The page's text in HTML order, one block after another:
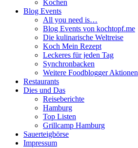
Kochen
Blog Events
All you need is…
Blog Events von kochtopf.me
Die kulinarische Weltreise
Koch Mein Rezept
Leckeres für jeden Tag
Synchronbacken
Weitere Foodblogger Aktionen
Restaurants
Dies und Das
Reiseberichte
Hamburg
Top Listen
Grillcamp Hamburg
Sauerteigbörse
Impressum